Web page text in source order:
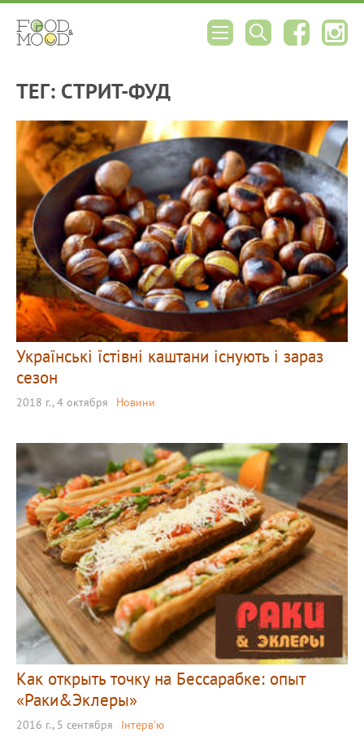
ТЕГ: СТРИТ-ФУД
Українські їстівні каштани існують і зараз
сезон
2018 г., 4 октября Новини
Как открыть точку на Бессарабке: опыт
«Раки&Эклеры»
2016 г., 5 сентября Інтерв'ю